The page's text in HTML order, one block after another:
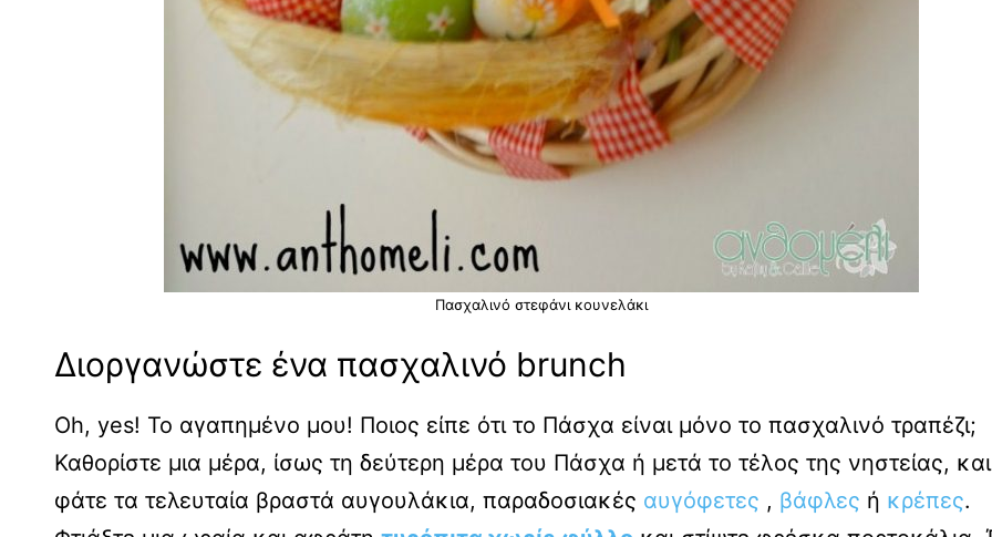
Πασχαλινό στεφάνι κουνελάκι
Διοργανώστε ένα πασχαλινό brunch
Oh, yes! To αγαπημένο μου! Ποιος είπε ότι το Πάσχα είναι μόνο το πασχαλινό τραπέζι;
Καθορίστε μια μέρα, ίσως τη δεύτερη μέρα του Πάσχα ή μετά το τέλος της νηστείας, και
φάτε τα τελευταία βραστά αυγουλάκια, παραδοσιακές αυγόφετες , βάφλες ή κρέπες.